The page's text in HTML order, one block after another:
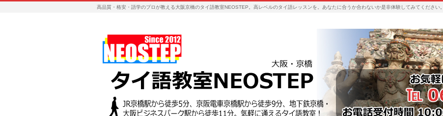
高品質・格安・語学のプロが教える大阪京橋のタイ語教室NEOSTEP。高レベルのタイ語レッスンを。あなたに合うか合わないか是非体験してみてください。